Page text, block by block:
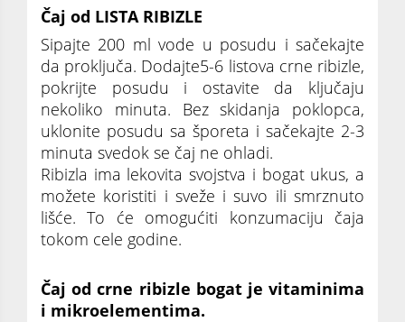
Čaj od LISTA RIBIZLE
Sipajte 200 ml vode u posudu i sačekajte
da proključa. Dodajte5-6 listova crne ribizle,
pokrijte posudu i ostavite da ključaju
nekoliko minuta. Bez skidanja poklopca,
uklonite posudu sa šporeta i sačekajte 2-3
minuta svedok se čaj ne ohladi.
Ribizla ima lekovita svojstva i bogat ukus, a
možete koristiti i sveže i suvo ili smrznuto
lišće. To će omogućiti konzumaciju čaja
tokom cele godine.
Čaj od crne ribizle bogat je vitaminima
i mikroelementima.